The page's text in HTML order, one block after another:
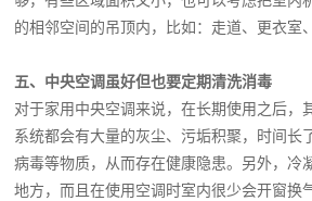
的相邻空间的吊顶内，比如：走道、更衣室
五、中央空调虽好但也要定期清洗消毒
对于家用中央空调来说，在长期使用之后，
系统都会有大量的灰尘、污垢积聚，时间长
病毒等物质，从而存在健康隐患。另外，冷
地方，而且在使用空调时室内很少会开窗换